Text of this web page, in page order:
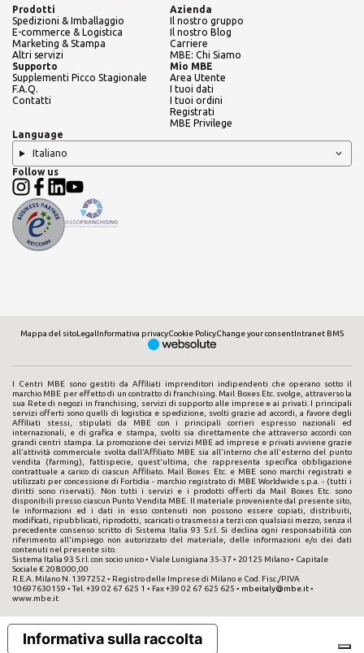
Prodotti
Spedizioni & Imballaggio
E-commerce & Logistica
Marketing & Stampa
Altri servizi
Azienda
Il nostro gruppo
Il nostro Blog
Carriere
MBE: Chi Siamo
Supporto
Supplementi Picco Stagionale
F.A.Q.
Contatti
Mio MBE
Area Utente
I tuoi dati
I tuoi ordini
Registrati
MBE Privilege
Language
Italiano
Follow us
Mappa del sitoLegalInformativa privacyCookie PolicyChange your consentIntranet BMS
I Centri MBE sono gestiti da Affiliati imprenditori indipendenti che operano sotto il
marchio MBE per effetto di un contratto di franchising. Mail Boxes Etc. svolge, attraverso la
sua Rete di negozi in franchising, servizi di supporto alle imprese e ai privati. I principali
servizi offerti sono quelli di logistica e spedizione, svolti grazie ad accordi, a favore degli
Affiliati stessi, stipulati da MBE con i principali corrieri espresso nazionali ed
internazionali, e di grafica e stampa, svolti sia direttamente che attraverso accordi con
grandi centri stampa. La promozione dei servizi MBE ad imprese e privati avviene grazie
all'attività commerciale svolta dall'Affiliato MBE sia all'interno che all'esterno del punto
vendita (farming), fattispecie, quest'ultima, che rappresenta specifica obbligazione
contrattuale a carico di ciascun Affiliato. Mail Boxes Etc. e MBE sono marchi registrati e
utilizzati per concessione di Fortidia - marchio registrato di MBE Worldwide s.p.a. - (tutti i
diritti sono riservati). Non tutti i servizi e i prodotti offerti da Mail Boxes Etc. sono
disponibili presso ciascun Punto Vendita MBE. Il materiale proveniente dal presente sito,
le informazioni ed i dati in esso contenuti non possono essere copiati, distribuiti,
modificati, ripubblicati, riprodotti, scaricati o trasmessi a terzi con qualsiasi mezzo, senza il
precedente consenso scritto di Sistema Italia 93 S.r.l. Si declina ogni responsabilità con
riferimento all'impiego non autorizzato del materiale, delle informazioni e/o dei dati
contenuti nel presente sito.
Sistema Italia 93 S.r.l. con socio unico • Viale Lunigiana 35-37 • 20125 Milano • Capitale
Sociale € 208.000,00
R.E.A. Milano N. 1397252 • Registro delle Imprese di Milano e Cod. Fisc./P.IVA
10697630159 • Tel. +39 02 67 625 1 • Fax +39 02 67 625 625 • mbeitaly@mbe.it•
www.mbe.it
Informativa sulla raccolta